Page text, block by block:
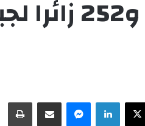
48 ألفا
لينكدإن